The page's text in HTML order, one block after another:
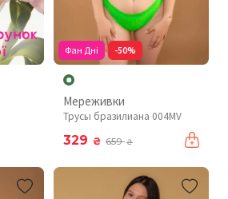
Фан Дні -50%
Мереживки
Трусы бразилиана 004MV
329 ₴ 659₴